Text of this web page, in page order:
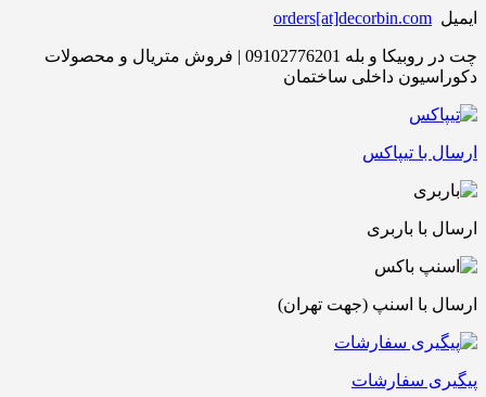
ایمیل orders[at]decorbin.com
چت در روبیکا و بله 09102776201 | فروش متریال و محصولات
دکوراسیون داخلی ساختمان
ارسال با تیپاکس
ارسال با باربری
ارسال با اسنپ (جهت تهران)
پیگیری سفارشات